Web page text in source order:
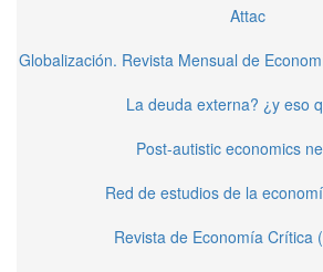
Attac
Globalización. Revista Mensual de
La deuda externa? ¿y eso
Post-autistic economics
Red de estudios de la
Revista de Economía Crítica